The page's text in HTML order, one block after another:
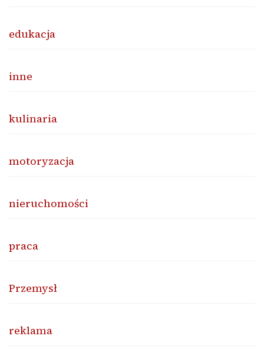
edukacja
inne
kulinaria
motoryzacja
nieruchomości
praca
Przemysł
reklama